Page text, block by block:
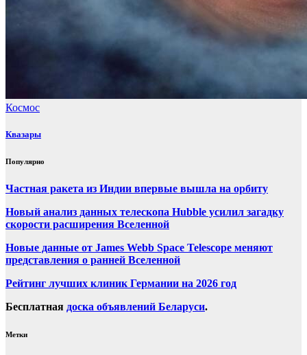
Космос
Квазары
Популярно
Частная ракета из Индии впервые вышла на орбиту
Новый анализ данных телескопа Hubble усилил загадку
скорости расширения Вселенной
Новые данные от James Webb Space Telescope меняют
представления о ранней Вселенной
Рейтинг лучших клиник Германии на 2026 год
Бесплатная доска объявлений Беларуси.
Метки